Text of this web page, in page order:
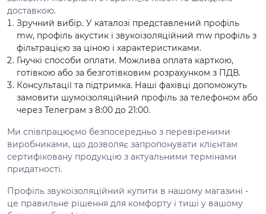
доставкою.
Зручний вибір. У каталозі представлений профіль
mw, профіль акустик і звукоізоляційний mw профіль з
фільтрацією за ціною і характеристиками.
Гнучкі способи оплати. Можлива оплата карткою,
готівкою або за безготівковим розрахунком з ПДВ.
Консультації та підтримка. Наші фахівці допоможуть
замовити шумоізоляційний профіль за телефоном або
через Телеграм з 8:00 до 21:00.
Ми співпрацюємо безпосередньо з перевіреними
виробниками, що дозволяє запропонувати клієнтам
сертифіковану продукцію з актуальними термінами
придатності.
Профіль звукоізоляційний купити в нашому магазині -
це правильне рішення для комфорту і тиші у вашому